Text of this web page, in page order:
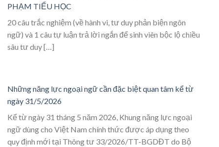
PHẠM TIỂU HỌC
20 câu trắc nghiệm (về hành vi, tư duy phản biện ngôn
ngữ) và 1 câu tự luận trả lời ngắn để sinh viên bộc lộ chiều
sâu tư duy […]
Những năng lực ngoại ngữ cần đặc biệt quan tâm kể từ
ngày 31/5/2026
Kể từ ngày 31 tháng 5 năm 2026, Khung năng lực ngoại
ngữ dùng cho Việt Nam chính thức được áp dụng theo
quy định mới tại Thông tư 33/2026/TT-BGDĐT do Bộ